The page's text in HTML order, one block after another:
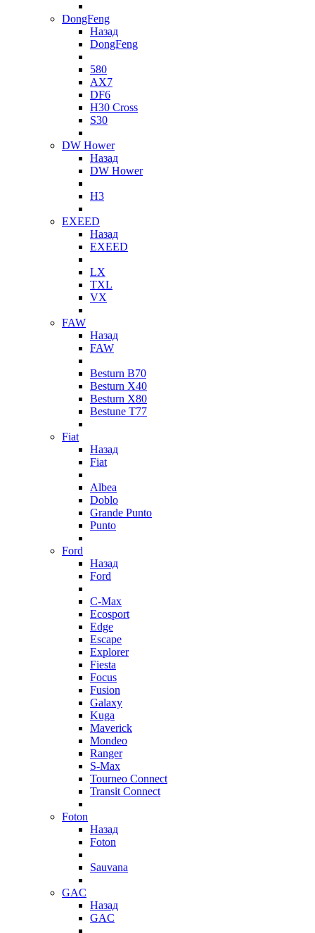
DongFeng
Назад
DongFeng
580
AX7
DF6
H30 Cross
S30
DW Hower
Назад
DW Hower
H3
EXEED
Назад
EXEED
LX
TXL
VX
FAW
Назад
FAW
Besturn B70
Besturn X40
Besturn X80
Bestune T77
Fiat
Назад
Fiat
Albea
Doblo
Grande Punto
Punto
Ford
Назад
Ford
C-Max
Ecosport
Edge
Escape
Explorer
Fiesta
Focus
Fusion
Galaxy
Kuga
Maverick
Mondeo
Ranger
S-Max
Tourneo Connect
Transit Connect
Foton
Назад
Foton
Sauvana
GAC
Назад
GAC